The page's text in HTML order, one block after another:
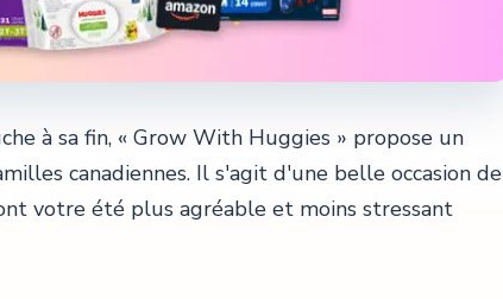
à sa fin, « Grow With Huggies » propose un
canadiennes. Il s'agit d'une belle occasion de
votre été plus agréable et moins stressant